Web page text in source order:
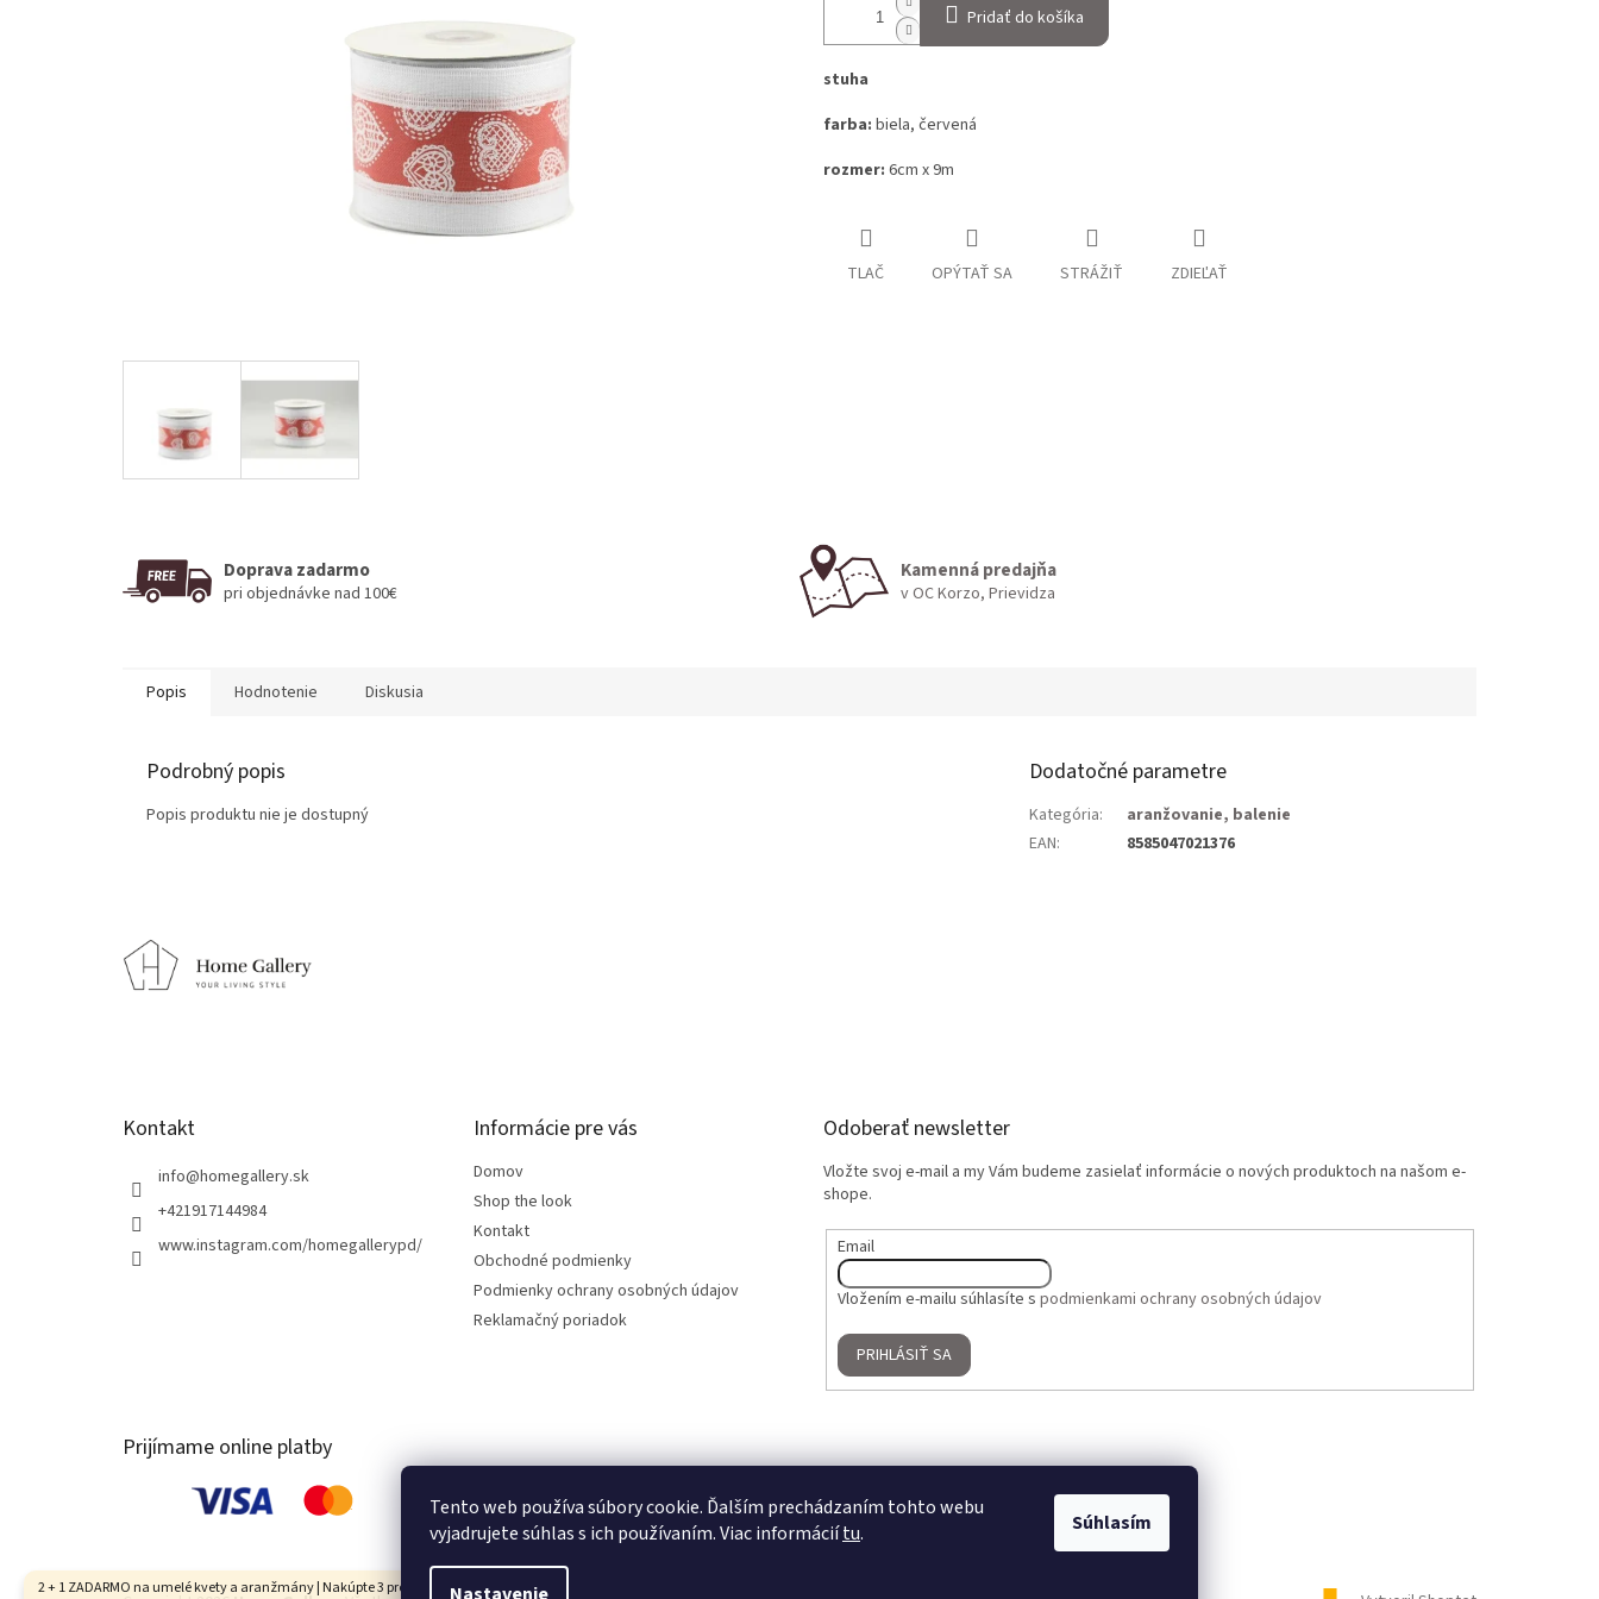
Tento web používa súbory cookie. Ďalším prechádzaním tohto webu
vyjadrujete súhlas s ich používaním. Viac informáciítu. Súhlasím
2 + 1 ZADARMO na umelé kvety a aranžmány | Nakúpte 3 produkty, najlacnejší je
Pridať do košíka
stuha
farba: biela, červená
rozmer: 6cm x 9m
TLAČ OPÝTAŤ SA STRÁŽIŤ ZDIEĽAŤ
Doprava zadarmo
pri objednávke nad 100€
Kamenná predajňa
v OC Korzo, Prievidza
Popis Hodnotenie Diskusia
Podrobný popis
Popis produktu nie je dostupný
Dodatočné parametre
Kategória:
aranžovanie, balenie
EAN: 8585047021376
Kontakt
info@homegallery.sk
+421917144984
www.instagram.com/homegallerypd/
Informácie pre vás
Domov
Shop the look
Kontakt
Obchodné podmienky
Podmienky ochrany osobných údajov
Reklamačný poriadok
Odoberať newsletter
Vložte svoj e-mail a my Vám budeme zasielať informácie o nových produktoch na našom e-
shope.
Email
Vložením e-mailu súhlasíte s podmienkami ochrany osobných údajov
PRIHLÁSIŤ SA
Prijímame online platby